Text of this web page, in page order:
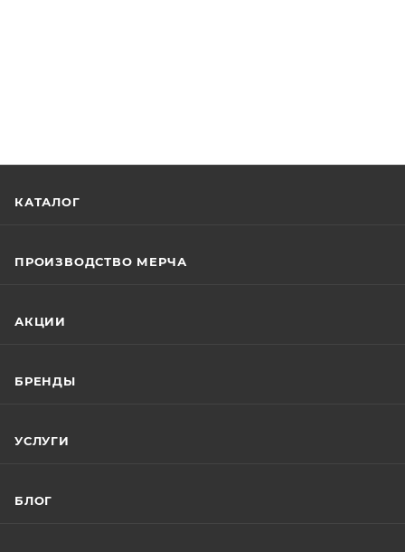
КАТАЛОГ
ПРОИЗВОДСТВО МЕРЧА
АКЦИИ
БРЕНДЫ
УСЛУГИ
БЛОГ